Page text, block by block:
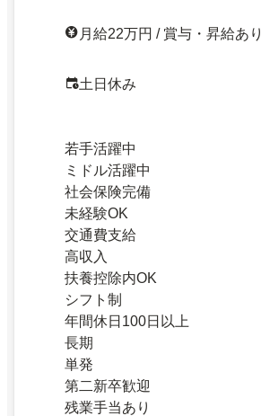
月給22万円 / 賞与・昇給あり
土日休み
若手活躍中
ミドル活躍中
社会保険完備
未経験OK
交通費支給
高収入
扶養控除内OK
シフト制
年間休日100日以上
長期
単発
第二新卒歓迎
残業手当あり